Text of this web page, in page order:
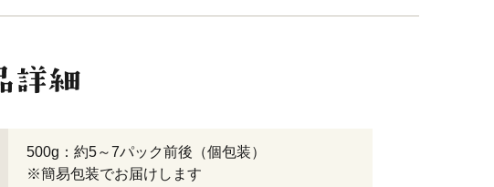
500g：約5～7パック前後（個包装）
※簡易包装でお届けします